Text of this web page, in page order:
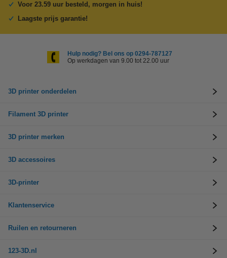
Voor 23.59 uur besteld, morgen in huis!
Laagste prijs garantie!
Hulp nodig? Bel ons op 0294-787127
Op werkdagen van 9.00 tot 22.00 uur
3D printer onderdelen
Filament 3D printer
3D printer merken
3D accessoires
3D-printer
Klantenservice
Ruilen en retourneren
123-3D.nl